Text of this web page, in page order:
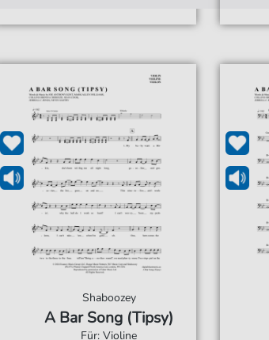
Shaboozey
A Bar Song (Tipsy)
Für: Violine